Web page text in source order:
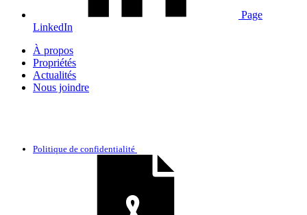
Page
LinkedIn
À propos
Propriétés
Actualités
Nous joindre
Politique de confidentialité